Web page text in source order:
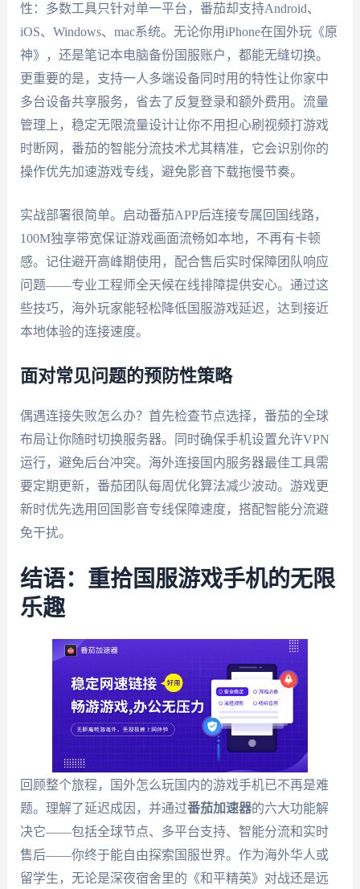
性：多数工具只针对单一平台，番茄却支持Android、
iOS、Windows、mac系统。无论你用iPhone在国外玩《原
神》，还是笔记本电脑备份国服账户，都能无缝切换。
更重要的是，支持一人多端设备同时用的特性让你家中
多台设备共享服务，省去了反复登录和额外费用。流量
管理上，稳定无限流量设计让你不用担心刷视频打游戏
时断网，番茄的智能分流技术尤其精准，它会识别你的
操作优先加速游戏专线，避免影音下载拖慢节奏。
实战部署很简单。启动番茄APP后连接专属回国线路，
100M独享带宽保证游戏画面流畅如本地，不再有卡顿
感。记住避开高峰期使用，配合售后实时保障团队响应
问题——专业工程师全天候在线排障提供安心。通过这
些技巧，海外玩家能轻松降低国服游戏延迟，达到接近
本地体验的连接速度。
面对常见问题的预防性策略
偶遇连接失败怎么办？首先检查节点选择，番茄的全球
布局让你随时切换服务器。同时确保手机设置允许VPN
运行，避免后台冲突。海外连接国内服务器最佳工具需
要定期更新，番茄团队每周优化算法减少波动。游戏更
新时优先选用回国影音专线保障速度，搭配智能分流避
免干扰。
结语：重拾国服游戏手机的无限
乐趣
回顾整个旅程，国外怎么玩国内的游戏手机已不再是难
题。理解了延迟成因，并通过番茄加速器的六大功能解
决它——包括全球节点、多平台支持、智能分流和实时
售后——你终于能自由探索国服世界。作为海外华人或
留学生，无论是深夜宿舍里的《和平精英》对战还是远